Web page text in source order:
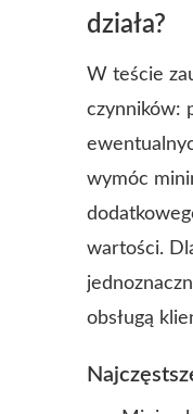
działa?
W teście
czynników:
wymóc
wartości.
obsługą